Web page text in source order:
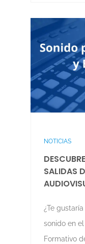
NOTICIAS
SALIDAS
¿Te
sonido en
Formativo